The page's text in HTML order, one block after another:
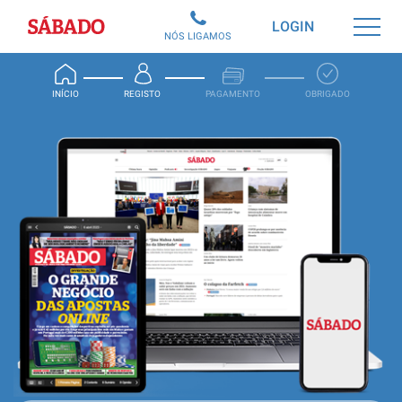
Sábado
INÍCIO REGISTO PAGAMENTO OBRIGADO
LOGIN
NÓS LIGAMOS